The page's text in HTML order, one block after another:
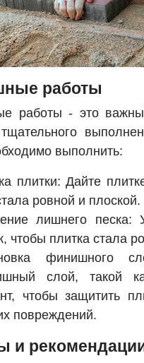
работы
работы - это
тщательного
выполнить:
плитки: Дайте
ровной и плоской.
лишнего песка:
чтобы плитка стала
финишного
слой, такой
чтобы защитить
повреждений.
и